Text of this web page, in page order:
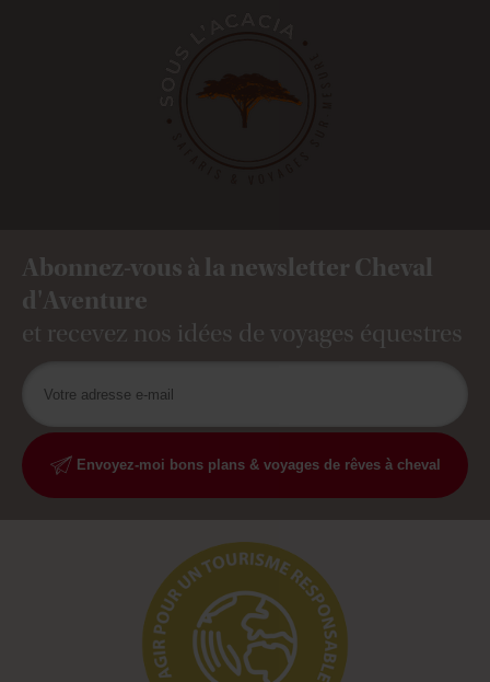
Abonnez-vous à la newsletter Cheval
d'Aventure
et recevez nos idées de voyages équestres
Envoyez-moi bons plans & voyages de rêves à cheval